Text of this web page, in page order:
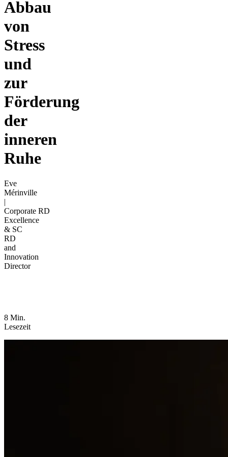
Abbau
von
Stress
und
zur
Förderung
der
inneren
Ruhe
Eve
Mérinville
|
Corporate RD
Excellence
& SC
RD
and
Innovation
Director
8 Min.
Lesezeit